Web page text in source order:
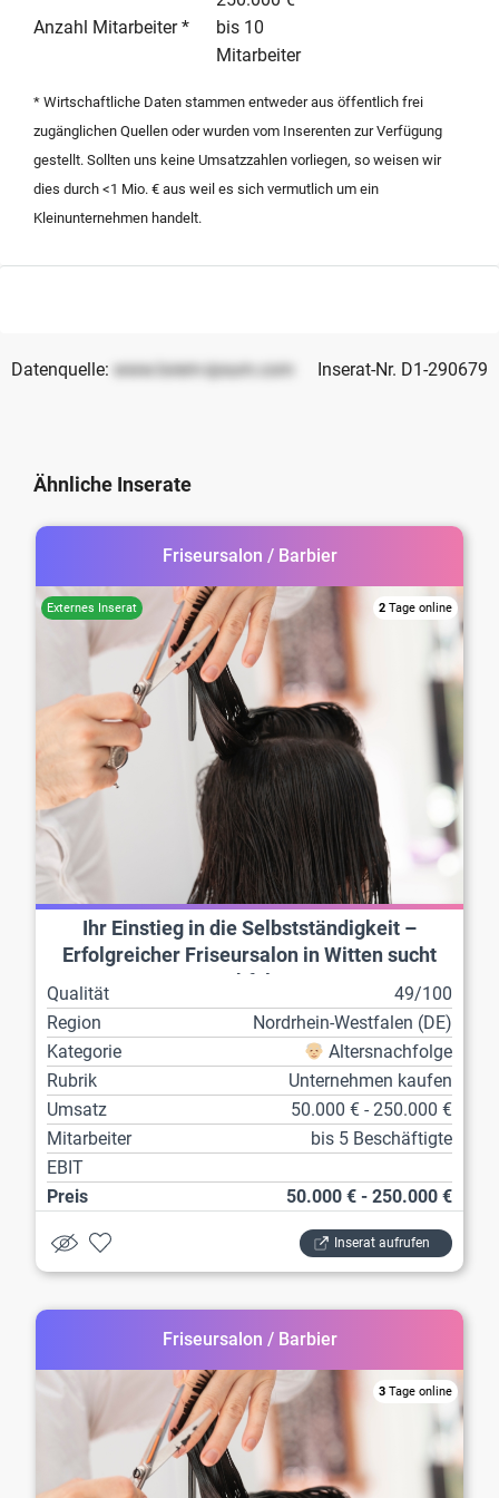
Hamburg. Die Übergabe erfolgt gegen eine faire
Ablösesumme auf Verhandlungsbasis. Weitere Details
und Unterlagen werden nach persönlicher
Kontaktaufnahme und bei ernsthaftem Interesse zur
Verfügung gestellt.
Anzahl Mitarbeiter *
bis 10
Mitarbeiter
* Wirtschaftliche Daten stammen entweder aus öffentlich frei
zugänglichen Quellen oder wurden vom Inserenten zur Verfügung
gestellt. Sollten uns keine Umsatzzahlen vorliegen, so weisen wir
dies durch <1 Mio. € aus weil es sich vermutlich um ein
Kleinunternehmen handelt.
Datenquelle: www.lorem-ipsum.com Inserat-Nr. D1-290679
Ähnliche Inserate
Friseursalon / Barbier
2 Tage online
Ihr Einstieg in die Selbstständigkeit –
Erfolgreicher Friseursalon in Witten sucht
Qualität
49/100
Region
Nordrhein-Westfalen (DE)
Kategorie
Altersnachfolge
Rubrik
Unternehmen kaufen
Umsatz
50.000 € - 250.000 €
Mitarbeiter
bis 5 Beschäftigte
EBIT
Preis
50.000 € - 250.000 €
Inserat aufrufen
Friseursalon / Barbier
3 Tage online